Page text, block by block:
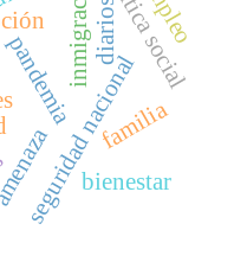
pandemiainmigración
seguridad nacional
bienestar
diarios
familia